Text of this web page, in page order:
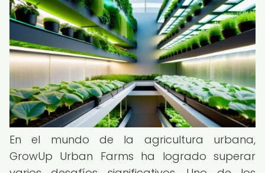
En el mundo de la agricultura urbana,
GrowUp Urban Farms ha logrado superar